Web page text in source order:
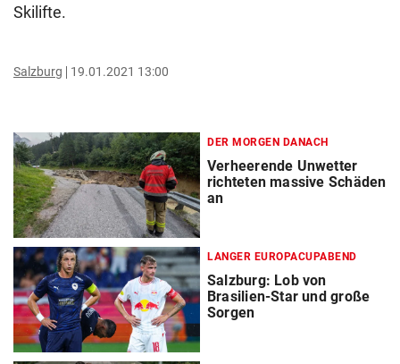
Skilifte.
Salzburg 19.01.2021 13:00
DER MORGEN DANACH
Verheerende Unwetter
richteten massive Schäden
an
LANGER EUROPACUPABEND
Salzburg: Lob von
Brasilien-Star und große
Sorgen